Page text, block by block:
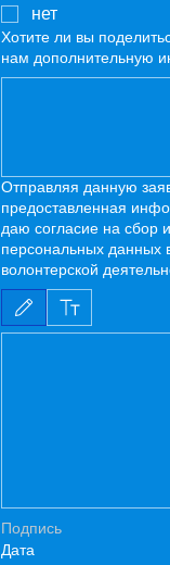
нет
Хотите ли вы
нам дополнительную
Отправляя данную
предоставленная
даю согласие на сбор
персональных данных
волонтерской
Режим редактирования
Подпись
Дата